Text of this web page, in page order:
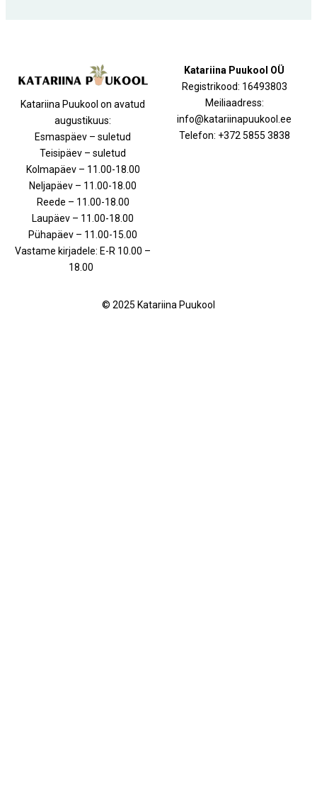
Katariina Puukool on avatud
augustikuus:
Esmaspäev – suletud
Teisipäev – suletud
Kolmapäev – 11.00-18.00
Neljapäev – 11.00-18.00
Reede – 11.00-18.00
Laupäev – 11.00-18.00
Pühapäev – 11.00-15.00
Vastame kirjadele: E-R 10.00 –
18.00
Katariina Puukool OÜ
Registrikood: 16493803
Meiliaadress:
info@katariinapuukool.ee
Telefon: +372 5855 3838
© 2025 Katariina Puukool